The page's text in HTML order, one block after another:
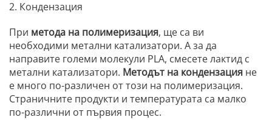
2. Кондензация
При метода на полимеризация, ще са ви
необходими метални катализатори. А за да
направите големи молекули PLA, смесете лактид с
метални катализатори. Методът на кондензация не
е много по-различен от този на полимеризация.
Страничните продукти и температурата са малко
по-различни от първия процес.